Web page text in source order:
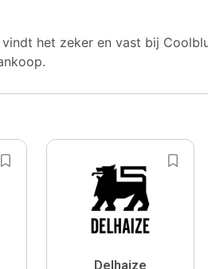
het zeker en vast bij
Delhaize